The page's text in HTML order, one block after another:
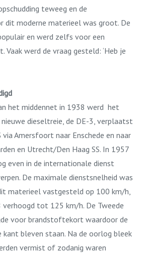
teweeg en de
dit moderne materieel was groot. De
en werd zelfs voor een
Vaak werd de vraag gesteld: ‘Heb je
het middennet in 1938 werd het
nieuwe dieseltreie, de DE-3, verplaatst
via Amersfoort naar Enschede en naar
en Utrecht/Den Haag SS. In 1957
even in de internationale dienst
De maximale dienstsnelheid was
materieel vastgesteld op 100 km/h,
verhoogd tot 125 km/h. De Tweede
voor brandstoftekort waardoor de
bleven staan. Na de oorlog bleek
vermist of zodanig waren